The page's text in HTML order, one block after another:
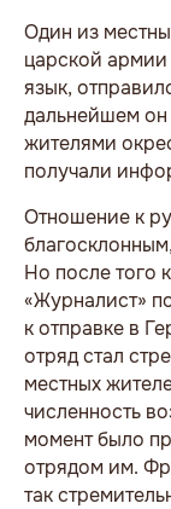
Один из
царской
язык,
дальнейшем
жителями
получали
Отношение к
Но после того
«Журналист»
к отправке в
отряд стал
местных
численность
момент было
отрядом им.
так